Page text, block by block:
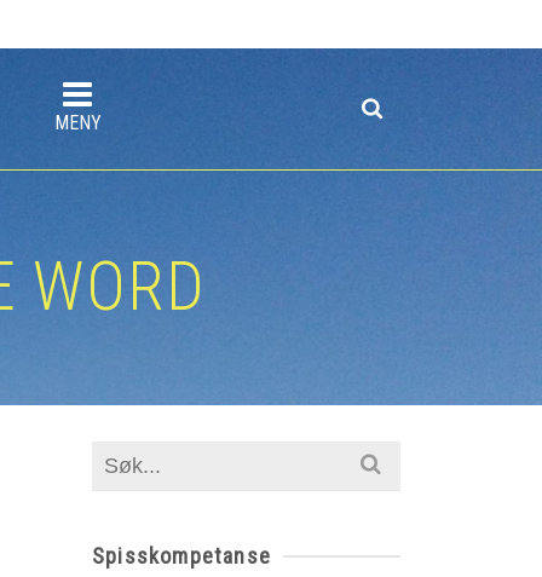
MENY
WORD
Search
Spisskompetanse